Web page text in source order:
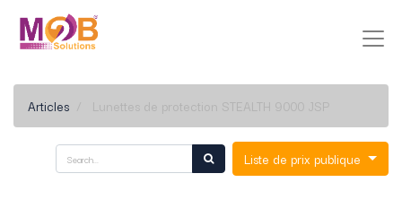
Articles Lunettes de protection STEALTH 9000 JSP
Liste de prix publique